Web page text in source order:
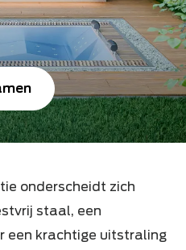
onderscheidt zich
staal, een
een krachtige uitstraling